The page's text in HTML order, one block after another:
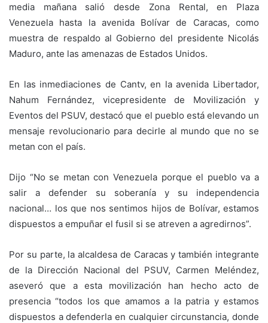
media mañana salió desde Zona Rental, en Plaza
Venezuela hasta la avenida Bolívar de Caracas, como
muestra de respaldo al Gobierno del presidente Nicolás
Maduro, ante las amenazas de Estados Unidos.
En las inmediaciones de Cantv, en la avenida Libertador,
Nahum Fernández, vicepresidente de Movilización y
Eventos del PSUV, destacó que el pueblo está elevando un
mensaje revolucionario para decirle al mundo que no se
metan con el país.
Dijo “No se metan con Venezuela porque el pueblo va a
salir a defender su soberanía y su independencia
nacional… los que nos sentimos hijos de Bolívar, estamos
dispuestos a empuñar el fusil si se atreven a agredirnos”.
Por su parte, la alcaldesa de Caracas y también integrante
de la Dirección Nacional del PSUV, Carmen Meléndez,
aseveró que a esta movilización han hecho acto de
presencia “todos los que amamos a la patria y estamos
dispuestos a defenderla en cualquier circunstancia, donde